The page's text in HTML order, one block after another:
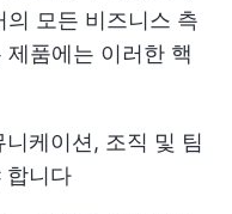
의 모든 비즈니스 측
품에는 이러한 핵
케이션, 조직 및 팀
합니다